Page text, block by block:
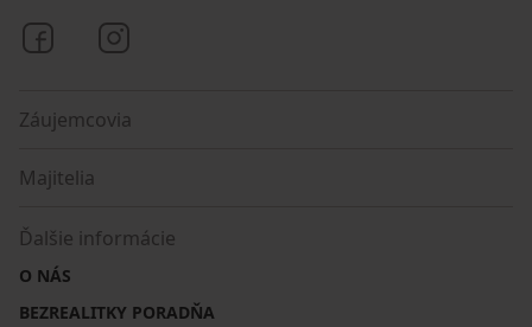
Bezrealitky na Facebooku
Záujemcovia
Majitelia
Ďalšie informácie
O NÁS
BEZREALITKY PORADŇA